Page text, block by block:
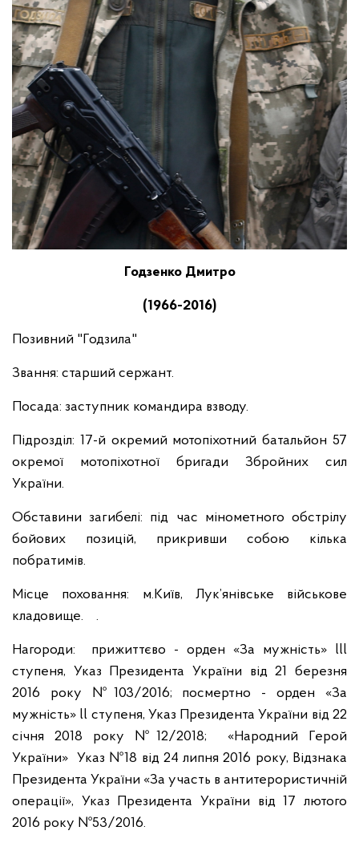
Годзенко Дмитро
(1966-2016)
Позивний "Годзила"
Звання: старший сержант.
Посада: заступник командира взводу.
Підрозділ: 17-й окремий мотопіхотний батальйон 57
окремої мотопіхотної бригади Збройних сил
України.
Обставини загибелі: під час мінометного обстрілу
бойових позицій, прикривши собою кілька
побратимів.
Місце поховання: м.Київ, Лук’янівське військове
кладовище. .
Нагороди: прижиттєво - орден «За мужність» lll
ступеня, Указ Президента України від 21 березня
2016 року №103/2016; посмертно - орден «За
мужність» ll ступеня, Указ Президента України від 22
січня 2018 року №12/2018; «Народний Герой
України» Указ №18 від 24 липня 2016 року, Відзнака
Президента України «За участь в антитерористичній
операції», Указ Президента України від 17 лютого
2016 року №53/2016.